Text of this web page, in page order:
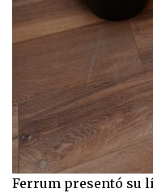
Ferrum presentó su